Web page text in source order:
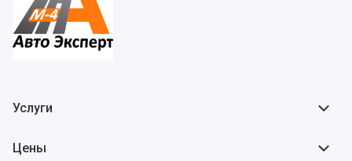
Услуги
Цены